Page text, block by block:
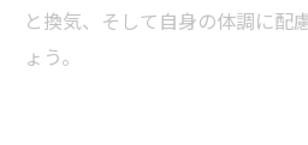
と換気、そして自身の体調に配
ょう。